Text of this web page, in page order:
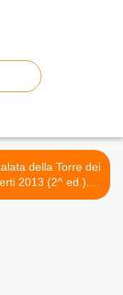
della Torre dei
2013 (2^ ed.).
kermesse nella